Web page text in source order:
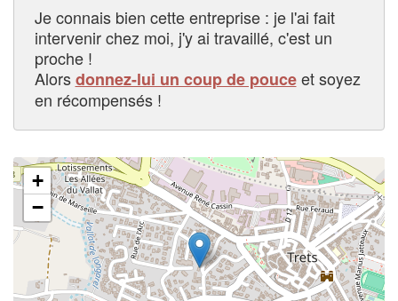
Je connais bien cette entreprise : je l'ai fait
intervenir chez moi, j'y ai travaillé, c'est un
proche !
Alorsdonnez-lui un coup de pouceet soyez
en récompensés !
+
−
✕
Vous êtes